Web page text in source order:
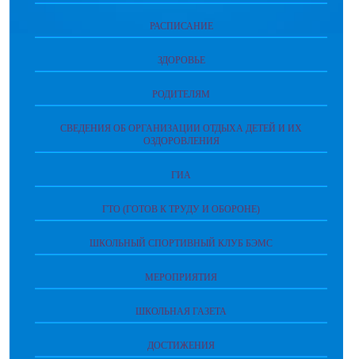
РАСПИСАНИЕ
ЗДОРОВЬЕ
РОДИТЕЛЯМ
СВЕДЕНИЯ ОБ ОРГАНИЗАЦИИ ОТДЫХА ДЕТЕЙ И ИХ
ОЗДОРОВЛЕНИЯ
ГИА
ГТО (ГОТОВ К ТРУДУ И ОБОРОНЕ)
ШКОЛЬНЫЙ СПОРТИВНЫЙ КЛУБ БЭМС
МЕРОПРИЯТИЯ
ШКОЛЬНАЯ ГАЗЕТА
ДОСТИЖЕНИЯ